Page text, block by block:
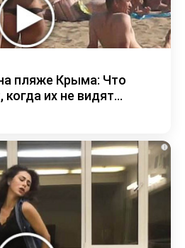
пляже Крыма: Что
их не видят...
i